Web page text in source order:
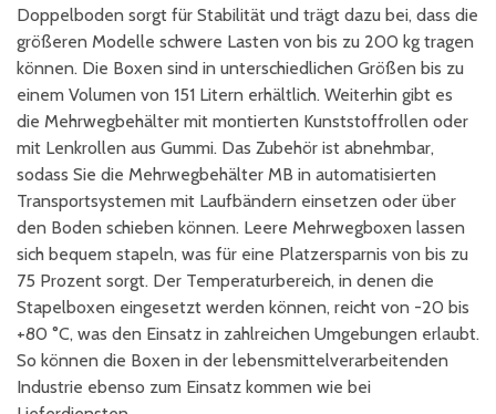
Doppelboden sorgt für Stabilität und trägt dazu bei, dass die
größeren Modelle schwere Lasten von bis zu 200 kg tragen
können. Die Boxen sind in unterschiedlichen Größen bis zu
einem Volumen von 151 Litern erhältlich. Weiterhin gibt es
die Mehrwegbehälter mit montierten Kunststoffrollen oder
mit Lenkrollen aus Gummi. Das Zubehör ist abnehmbar,
sodass Sie die Mehrwegbehälter MB in automatisierten
Transportsystemen mit Laufbändern einsetzen oder über
den Boden schieben können. Leere Mehrwegboxen lassen
sich bequem stapeln, was für eine Platzersparnis von bis zu
75 Prozent sorgt. Der Temperaturbereich, in denen die
Stapelboxen eingesetzt werden können, reicht von -20 bis
+80 °C, was den Einsatz in zahlreichen Umgebungen erlaubt.
So können die Boxen in der lebensmittelverarbeitenden
Industrie ebenso zum Einsatz kommen wie bei